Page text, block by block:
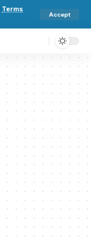
Terms
Accept